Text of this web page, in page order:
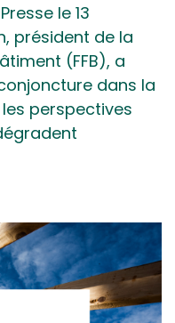
le 13
président de la
(FFB), a
dans la
les perspectives